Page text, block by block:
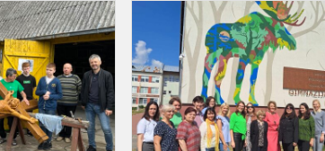
Istorijos
pamoka
kitaip